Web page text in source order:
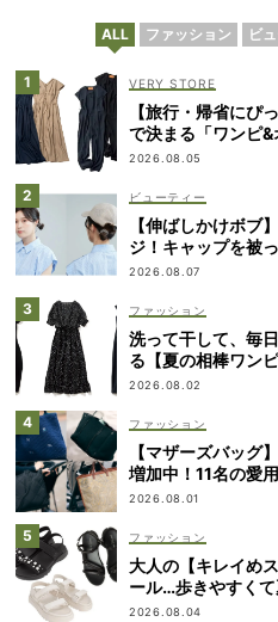
ALL ファッション ビ
VERY STORE
【旅行・帰省にぴ
で決まる「ワンピ
2026.08.05
ビューティー
【伸ばしかけボブ
ジ！キャップを被
2026.08.07
ファッション
洗って干して、毎
る【夏の相棒ワン
2026.08.02
ファッション
【マザーズバッグ
増加中！11名の愛
2026.08.01
ファッション
大人の【キレイめ
ール…歩きやすくて
2026.08.04